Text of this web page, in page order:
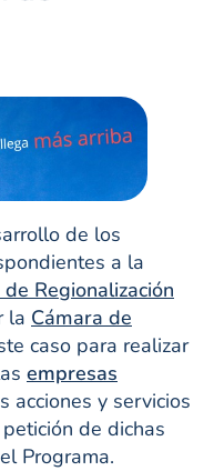
de los
a la
Regionalización
la Cámara de
caso para realizar
empresas
acciones y servicios
de dichas
Programa.